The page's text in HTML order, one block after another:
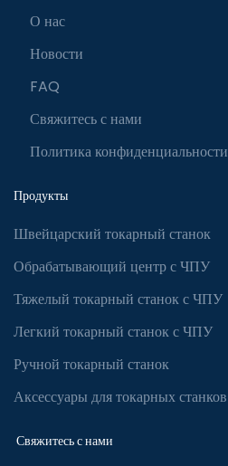
О нас
Новости
FAQ
Свяжитесь с нами
Политика конфиденциальности
Продукты
Швейцарский токарный станок
Обрабатывающий центр с ЧПУ
Тяжелый токарный станок с ЧПУ
Легкий токарный станок с ЧПУ
Ручной токарный станок
Аксессуары для токарных станков
Свяжитесь с нами